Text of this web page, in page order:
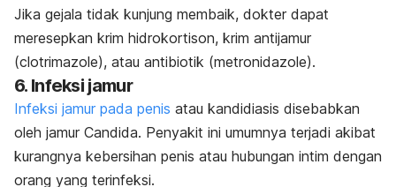
Jika gejala tidak kunjung membaik, dokter dapat
meresepkan krim hidrokortison, krim antijamur
(clotrimazole), atau antibiotik (metronidazole).
6. Infeksi jamur
Infeksi jamur pada penis atau kandidiasis disebabkan
oleh jamur Candida. Penyakit ini umumnya terjadi akibat
kurangnya kebersihan penis atau hubungan intim dengan
orang yang terinfeksi.